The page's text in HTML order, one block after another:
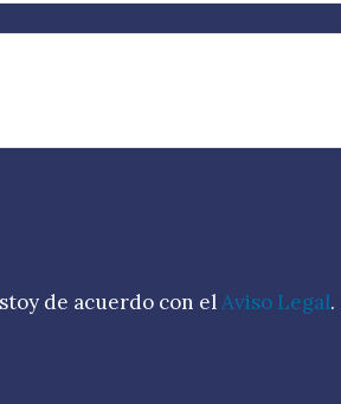
de acuerdo con elAviso Legal.